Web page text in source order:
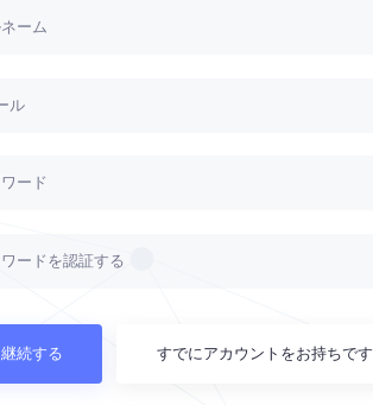
継続する すでにアカウントをお持ちで